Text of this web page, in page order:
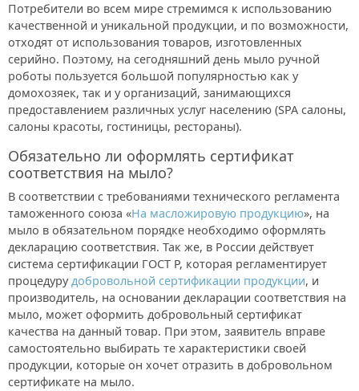
Потребители во всем мире стремимся к использованию
качественной и уникальной продукции, и по возможности,
отходят от использования товаров, изготовленных
серийно. Поэтому, на сегодняшний день мыло ручной
роботы пользуется большой популярностью как у
домохозяек, так и у организаций, занимающихся
предоставлением различных услуг населению (SPA салоны,
салоны красоты, гостиницы, рестораны).
Обязательно ли оформлять сертификат
соответствия на мыло?
В соответствии с требованиями технического регламента
таможенного союза «На масложировую продукцию», на
мыло в обязательном порядке необходимо оформлять
декларацию соответствия. Так же, в России действует
система сертификации ГОСТ Р, которая регламентирует
процедурудобровольной сертификации продукции, и
производитель, на основании декларации соответствия на
мыло, может оформить добровольный сертификат
качества на данный товар. При этом, заявитель вправе
самостоятельно выбирать те характеристики своей
продукции, которые он хочет отразить в добровольном
сертификате на мыло.